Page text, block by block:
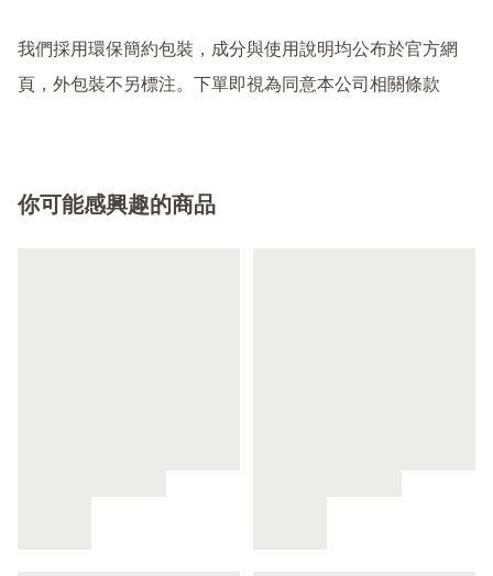
我們採用環保簡約包裝，成分與使用說明均公布於官方網
頁，外包裝不另標注。下單即視為同意本公司相關條款
你可能感興趣的商品